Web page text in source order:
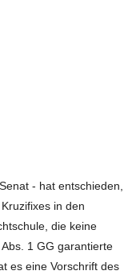
- hat entschieden,
in den
die keine
1 GG garantierte
es eine Vorschrift des